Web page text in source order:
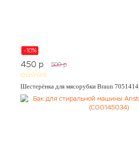
-10%
450 p 500 p
Шестерёнка для мясорубки Braun 7051414